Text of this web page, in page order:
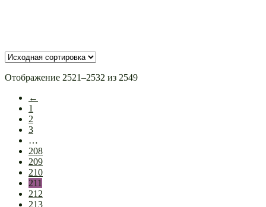
Отображение 2521–2532 из 2549
←
1
2
3
…
208
209
210
211
212
213